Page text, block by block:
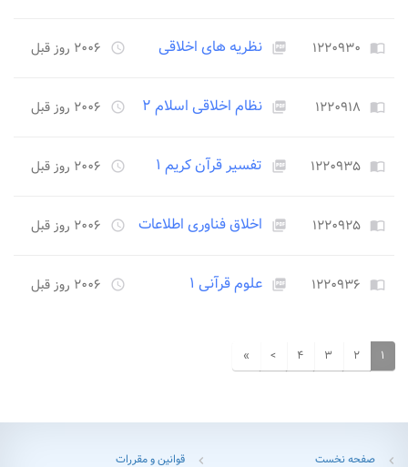
import_contacts ۱۲۲۰۹۳۰ picture_as_pdf نظریه های اخلاقی access_time ۲۰۰۶ روز قبل
import_contacts ۱۲۲۰۹۱۸ picture_as_pdf نظام اخلاقی اسلام ۲ access_time ۲۰۰۶ روز قبل
import_contacts ۱۲۲۰۹۳۵ picture_as_pdf تفسیر قرآن کریم ۱ access_time ۲۰۰۶ روز قبل
import_contacts ۱۲۲۰۹۲۵ picture_as_pdf اخلاق فناوری اطلاعات access_time ۲۰۰۶ روز قبل
import_contacts ۱۲۲۰۹۳۶ picture_as_pdf علوم قرآنی ۱ access_time ۲۰۰۶ روز قبل
۱ ۲ ۳ ۴ >
»
chevron_left صفحه نخست chevron_left قوانین و مقررات